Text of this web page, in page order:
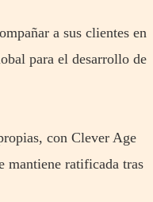
a sus clientes en
para el desarrollo de
con Clever Age
mantiene ratificada tras